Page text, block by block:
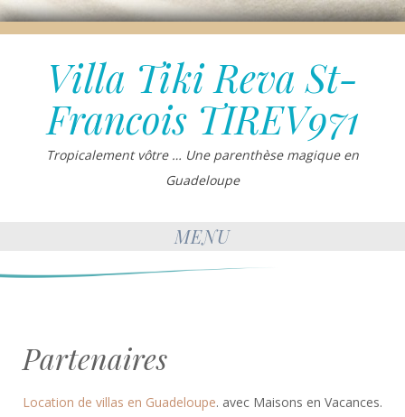
Villa Tiki Reva St-
Francois TIREV971
Tropicalement vôtre … Une parenthèse magique en
Guadeloupe
MENU
Partenaires
Location de villas en Guadeloupe. avec Maisons en Vacances.